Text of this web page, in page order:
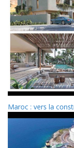
Maroc : vers la